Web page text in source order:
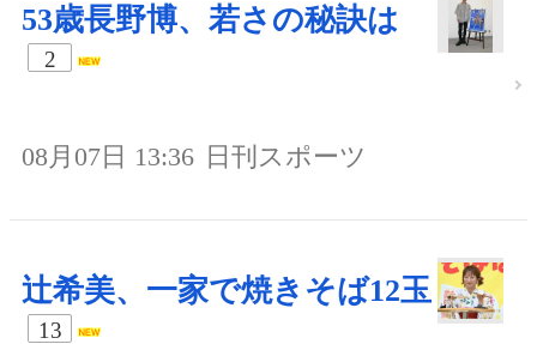
53歳長野博、若さの秘訣は
2
08月07日 13:36 日刊スポーツ
辻希美、一家で焼きそば12玉
13